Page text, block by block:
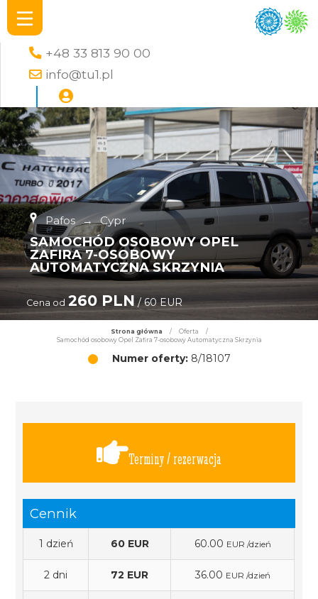
+48 33 813 90 00
info@tu1.pl
Pafos → Cypr
SAMOCHÓD OSOBOWY OPEL
ZAFIRA 7-OSOBOWY
AUTOMATYCZNA SKRZYNIA
Cena od 260 PLN/ 60 EUR
Strona główna / Oferta
/
Samochód osobowy Opel Zafira 7-osobowy Automatyczna Skrzynia
Numer oferty:8/18107
Terminy / rezerwacja
Cennik
1 dzień 60 EUR 60.00 EUR /dzień
2 dni 72 EUR 36.00 EUR /dzień